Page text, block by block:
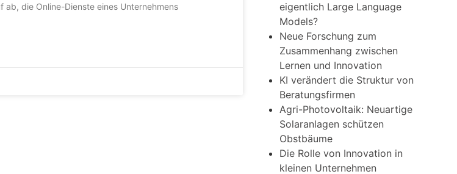
ab, die Online-Dienste eines Unternehmens
eigentlich Large Language
Models?
Neue Forschung zum
Zusammenhang zwischen
Lernen und Innovation
KI verändert die Struktur von
Beratungsfirmen
Agri-Photovoltaik: Neuartige
Solaranlagen schützen
Obstbäume
Die Rolle von Innovation in
kleinen Unternehmen